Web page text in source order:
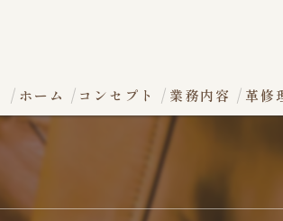
ホーム コンセプト 業務内容 革修